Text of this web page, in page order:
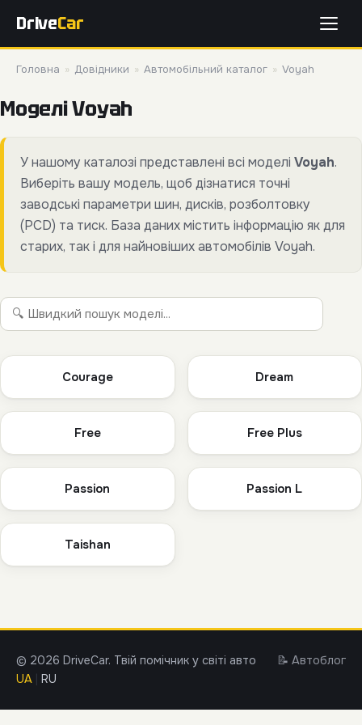
DriveCar
Головна » Довідники » Автомобільний каталог » Voyah
Моделі Voyah
У нашому каталозі представлені всі моделі Voyah.
Виберіть вашу модель, щоб дізнатися точні
заводські параметри шин, дисків, розболтовку
(PCD) та тиск. База даних містить інформацію як для
старих, так і для найновіших автомобілів Voyah.
Courage Dream
Free Free Plus
Passion Passion L
Taishan
© 2026 DriveCar. Твій помічник у світі авто
📝 Автоблог
UA
RU